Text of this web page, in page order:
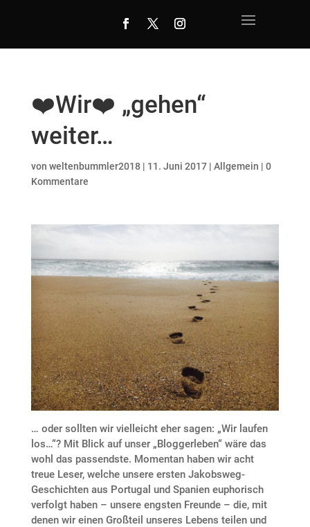
❤️Wir❤️ „gehen“
weiter…
von weltenbummler2018| 11. Juni 2017| Allgemein | 0
Kommentare
… oder sollten wir vielleicht eher sagen: „Wir laufen
los…“? Mit Blick auf unser „Bloggerleben“ wäre das
wohl das passendste. Momentan haben wir acht
treue Leser, welche unsere ersten Jakobsweg-
Geschichten aus Portugal und Spanien euphorisch
verfolgt haben – unsere engsten Freunde – die, mit
denen wir einen Großteil unseres Lebens teilen und